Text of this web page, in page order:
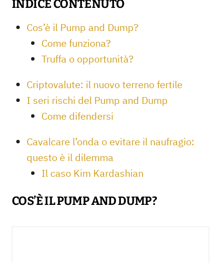
INDICE CONTENUTO
Cos’è il Pump and Dump?
Come funziona?
Truffa o opportunità?
Criptovalute: il nuovo terreno fertile
I seri rischi del Pump and Dump
Come difendersi
Cavalcare l’onda o evitare il naufragio:
questo è il dilemma
Il caso Kim Kardashian
COS’È IL PUMP AND DUMP?